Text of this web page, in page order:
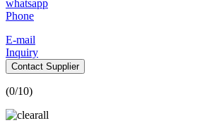
whatsapp
Phone
E-mail
Inquiry
Contact Supplier
(0/10)